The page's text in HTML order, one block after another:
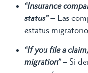
“Insurance
status”– Las
estatus migratorio.
“If you file a
migration”– Si